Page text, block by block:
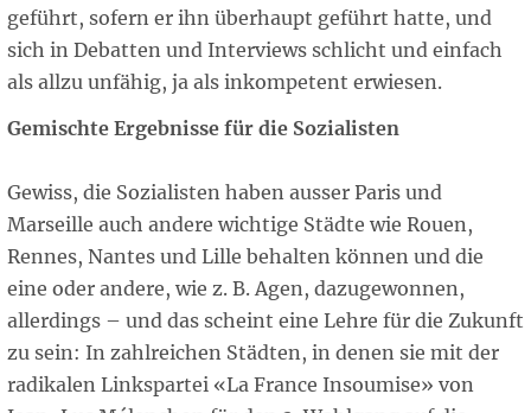
geführt, sofern er ihn überhaupt geführt hatte, und
sich in Debatten und Interviews schlicht und einfach
als allzu unfähig, ja als inkompetent erwiesen.
Gemischte Ergebnisse für die Sozialisten
Gewiss, die Sozialisten haben ausser Paris und
Marseille auch andere wichtige Städte wie Rouen,
Rennes, Nantes und Lille behalten können und die
eine oder andere, wie z. B. Agen, dazugewonnen,
allerdings – und das scheint eine Lehre für die Zukunft
zu sein: In zahlreichen Städten, in denen sie mit der
radikalen Linkspartei «La France Insoumise» von